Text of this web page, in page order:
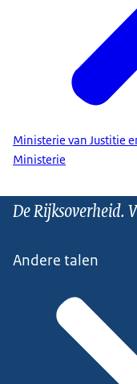
Ministerie van Justitie
Ministerie
De Rijksoverheid.
Andere talen